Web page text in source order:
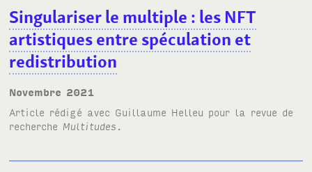
Singulariser le multiple : les NFT
artistiques entre spéculation et
redistribution
novembre 2021
Article rédigé avec Guillaume Helleu pour la revue de
recherche Multitudes